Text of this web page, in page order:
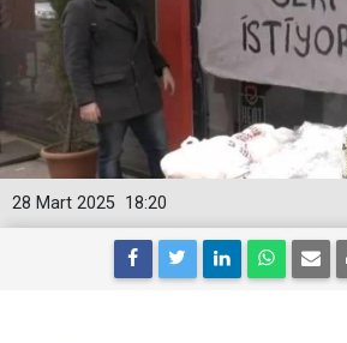
18:20
28 Mart 2025